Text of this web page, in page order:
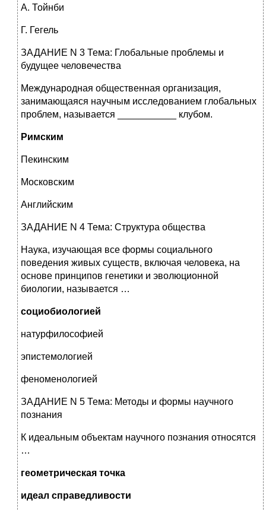
А. Тойнби
Г. Гегель
ЗАДАНИЕ N 3 Тема: Глобальные проблемы и
будущее человечества
Международная общественная организация,
занимающаяся научным исследованием глобальных
проблем, называется ___________ клубом.
Римским
Пекинским
Московским
Английским
ЗАДАНИЕ N 4 Тема: Структура общества
Наука, изучающая все формы социального
поведения живых существ, включая человека, на
основе принципов генетики и эволюционной
биологии, называется …
социобиологией
натурфилософией
эпистемологией
феноменологией
ЗАДАНИЕ N 5 Тема: Методы и формы научного
познания
К идеальным объектам научного познания относятся
…
геометрическая точка
идеал справедливости